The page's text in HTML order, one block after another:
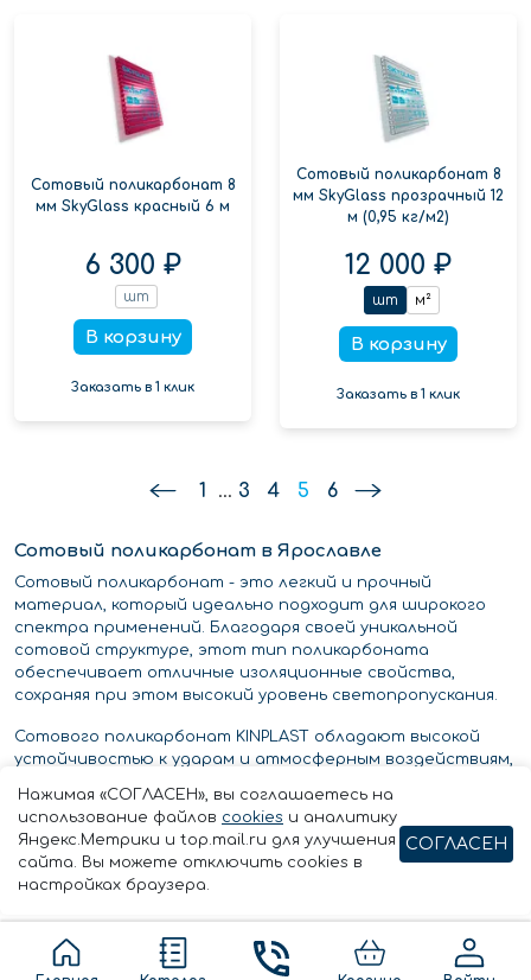
Сотовый поликарбонат 8
мм SkyGlass красный 6 м
6 300 ₽
шт
В корзину
Заказать в 1 клик
Сотовый поликарбонат 8
мм SkyGlass прозрачный 12
м (0,95 кг/м2)
12 000 ₽
шт м²
В корзину
Заказать в 1 клик
1 ... 3 4 5 6
Сотовый поликарбонат в Ярославле
Сотовый поликарбонат - это легкий и прочный
материал, который идеально подходит для широкого
спектра применений. Благодаря своей уникальной
сотовой структуре, этот тип поликарбоната
обеспечивает отличные изоляционные свойства,
сохраняя при этом высокий уровень светопропускания.
Сотового поликарбонат KINPLAST обладают высокой
устойчивостью к ударам и атмосферным воздействиям,
применения. Его легко устанавливать, а благодаря
уникальным изоляционным свойствам он помогает
снизить расходы на электроэнергию, сохраняя прохладу
летом и тепло зимой.
Нажимая «СОГЛАСЕН», вы соглашаетесь на
использование файлов cookies и аналитику
Яндекс.Метрики и top.mail.ru для улучшения
сайта. Вы можете отключить cookies в
настройках браузера.
СОГЛАСЕН